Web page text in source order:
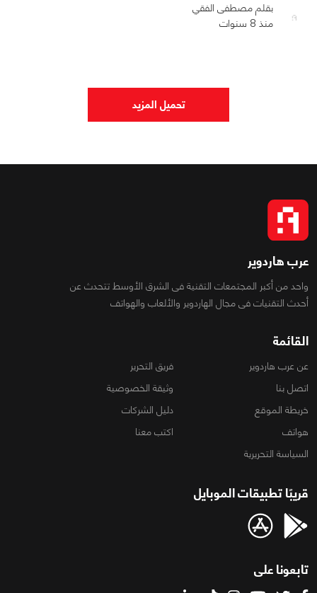
بقلم مصطفى الفقي
منذ 8 سنوات
تحميل المزيد
عرب هاردوير
واحد من أكبر المجتمعات التقنية فى الشرق الأوسط تتحدث عن
أحدث التقنيات فى مجال الهاردوير والألعاب والهواتف
القائمة
عن عرب هاردوير
فريق التحرير
اتصل بنا
وثيقة الخصوصية
خريطة الموقع
دليل الشركات
هواتف
اكتب معنا
السياسة التحريرية
قريبًا تطبيقات الموبايل
تابعونا على